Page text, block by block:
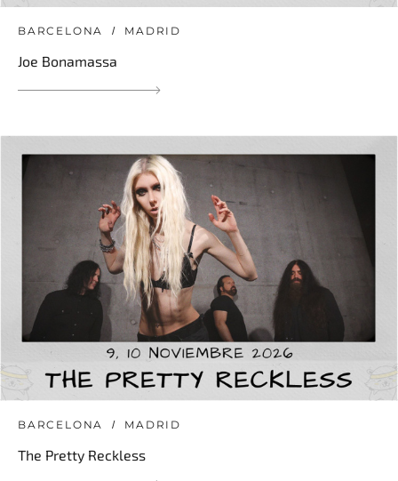
BARCELONA MADRID
Joe Bonamassa
BARCELONA MADRID
The Pretty Reckless